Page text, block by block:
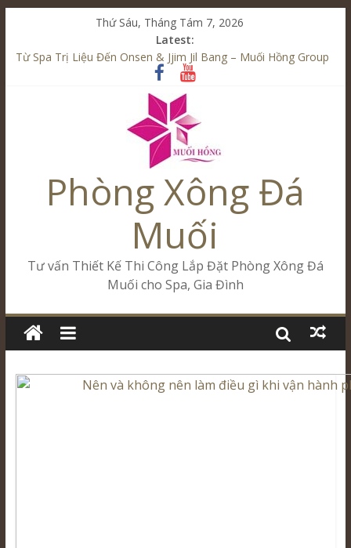
Thứ Sáu, Tháng Tám 7, 2026
Latest:
Từ Spa Trị Liệu Đến Onsen & Jjim Jil Bang – Muối Hồng Group
Kết Hợp Onsen & Jjim Jil Bang Trong Mô Hình Spa – Muối
Cham Riverside Onsen & Jjim Jil Bang Đà Nẵng Muối Hồng
Spa Jjim Jil Bang Kết Hợp Onsen – Kinh Doanh Chuẩn Sao –
Tăng Doanh Số Kinh Doanh Lắp Đặt Onsen & Jjim Jil Bang –
Muối Hồng Group
Phòng Xông Đá
Muối
Tư vấn Thiết Kế Thi Công Lắp Đặt Phòng Xông Đá
Muối cho Spa, Gia Đình